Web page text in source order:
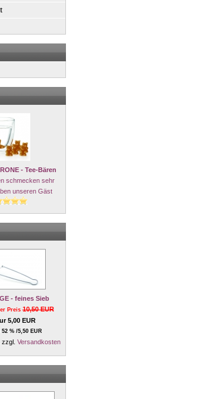
- Tee-Bären
schmecken sehr
unseren Gäst
- feines Sieb
Preis10,50 EUR
5,00 EUR
% /5,50 EUR
Versandkosten